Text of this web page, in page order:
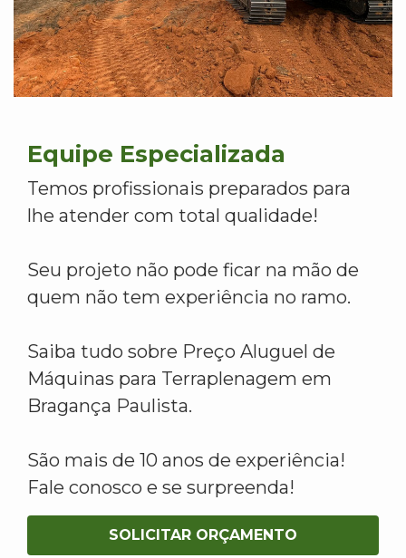
Equipe Especializada
Temos profissionais preparados para
lhe atender com total qualidade!
Seu projeto não pode ficar na mão de
quem não tem experiência no ramo.
Saiba tudo sobre Preço Aluguel de
Máquinas para Terraplenagem em
Bragança Paulista.
São mais de 10 anos de experiência!
Fale conosco e se surpreenda!
SOLICITAR ORÇAMENTO